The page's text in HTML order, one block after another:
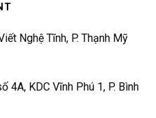
Nghệ Tĩnh, P. Thạnh Mỹ
4A, KDC Vĩnh Phú 1, P. Bình